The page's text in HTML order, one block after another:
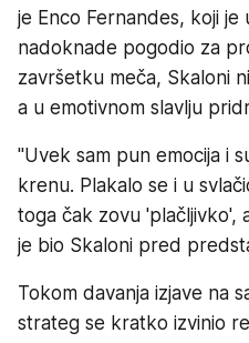
je Enco Fernandes, koji
nadoknade pogodio za
završetku meča, Skaloni
a u emotivnom slavlju
"Uvek sam pun emocija i
krenu. Plakalo se i u
toga čak zovu 'plačljivko',
je bio Skaloni pred
Tokom davanja izjave na
strateg se kratko izvinio